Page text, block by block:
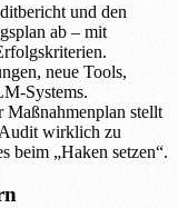
und den
ab – mit
neue Tools,
Systems.
Maßnahmenplan stellt
Audit wirklich zu
beim „Haken setzen“.